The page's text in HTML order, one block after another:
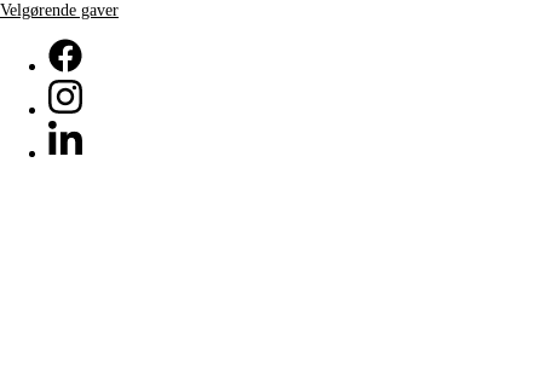
Velgørende gaver